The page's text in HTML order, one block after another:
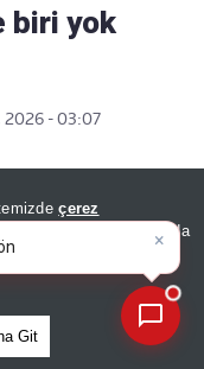
çerez
ve GDPR kapsamında
Metnimizi
Git
biri yok
2026 - 03:07
×
çıkan manşetleri
neler